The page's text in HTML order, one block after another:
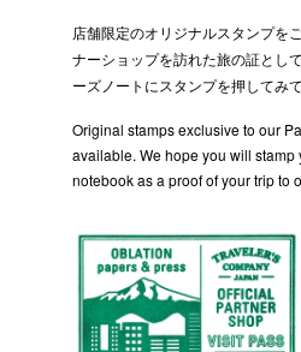
店舗限定のオリジナルスタンプを
ナーショップを訪れた旅の証とし
ーズノートにスタンプを押してみて
Original stamps exclusive to our
available. We hope you will stamp
notebook as a proof of your trip to